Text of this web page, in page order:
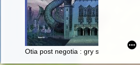
Otia post negotia : gry starożytnych